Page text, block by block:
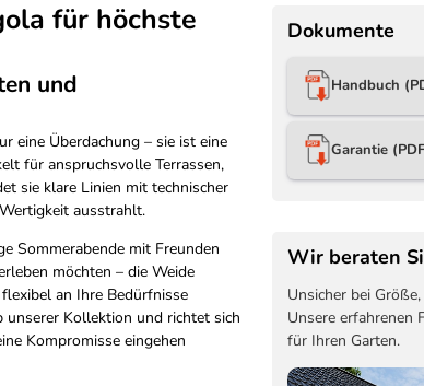
für höchste
und
eine Überdachung – sie ist eine
für anspruchsvolle Terrassen,
sie klare Linien mit technischer
ausstrahlt.
Sommerabende mit Freunden
möchten – die Weide
an Ihre Bedürfnisse
Kollektion und richtet sich
Kompromisse eingehen
Dokumente
Handbuch
Garantie
Wir beraten
Unsicher bei
Unsere erfahrenen
für Ihren Garten.